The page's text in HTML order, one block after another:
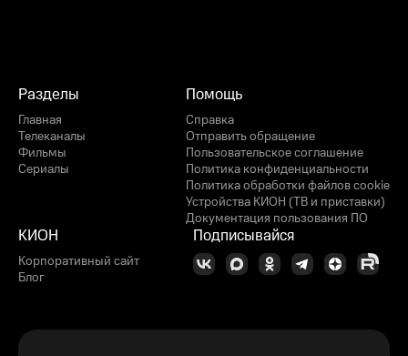
Разделы
Главная
Телеканалы
Фильмы
Сериалы
Помощь
Справка
Отправить обращение
Пользовательское соглашение
Политика конфиденциальности
Политика обработки файлов cookie
Устройства КИОН (ТВ и приставки)
Документация пользования ПО
КИОН
Корпоративный сайт
Блог
Подписывайся